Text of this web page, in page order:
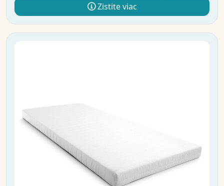
Zistite viac